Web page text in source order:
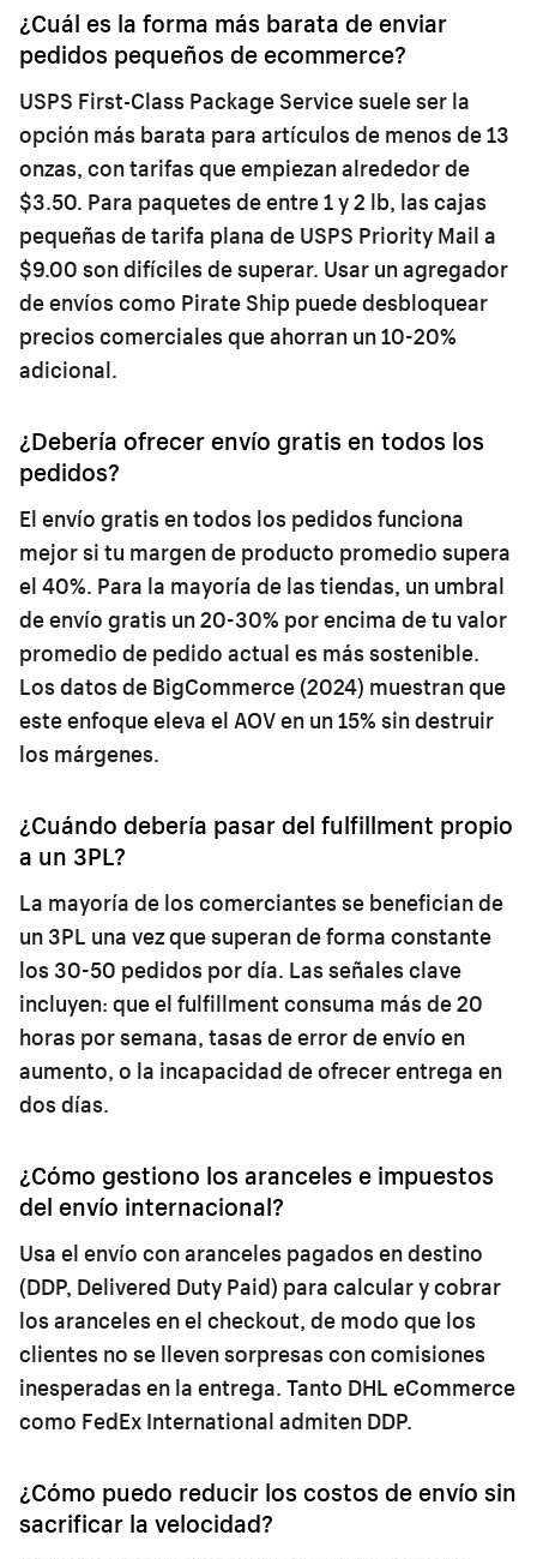
¿Cuál es la forma más barata de enviar
pedidos pequeños de ecommerce?
USPS First-Class Package Service suele ser la
opción más barata para artículos de menos de 13
onzas, con tarifas que empiezan alrededor de
$3.50. Para paquetes de entre 1 y 2 lb, las cajas
pequeñas de tarifa plana de USPS Priority Mail a
$9.00 son difíciles de superar. Usar un agregador
de envíos como Pirate Ship puede desbloquear
precios comerciales que ahorran un 10-20%
adicional.
¿Debería ofrecer envío gratis en todos los
pedidos?
El envío gratis en todos los pedidos funciona
mejor si tu margen de producto promedio supera
el 40%. Para la mayoría de las tiendas, un umbral
de envío gratis un 20-30% por encima de tu valor
promedio de pedido actual es más sostenible.
Los datos de BigCommerce (2024) muestran que
este enfoque eleva el AOV en un 15% sin destruir
los márgenes.
¿Cuándo debería pasar del fulfillment propio
a un 3PL?
La mayoría de los comerciantes se benefician de
un 3PL una vez que superan de forma constante
los 30-50 pedidos por día. Las señales clave
incluyen: que el fulfillment consuma más de 20
horas por semana, tasas de error de envío en
aumento, o la incapacidad de ofrecer entrega en
dos días.
¿Cómo gestiono los aranceles e impuestos
del envío internacional?
Usa el envío con aranceles pagados en destino
(DDP, Delivered Duty Paid) para calcular y cobrar
los aranceles en el checkout, de modo que los
clientes no se lleven sorpresas con comisiones
inesperadas en la entrega. Tanto DHL eCommerce
como FedEx International admiten DDP.
¿Cómo puedo reducir los costos de envío sin
sacrificar la velocidad?